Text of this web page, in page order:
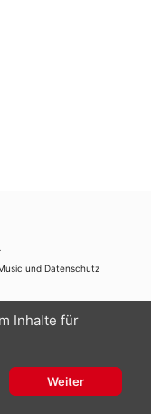
und Datenschutz
Inhalte für
Weiter